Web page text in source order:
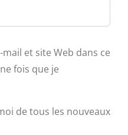
et site Web dans ce
fois que je
de tous les nouveaux